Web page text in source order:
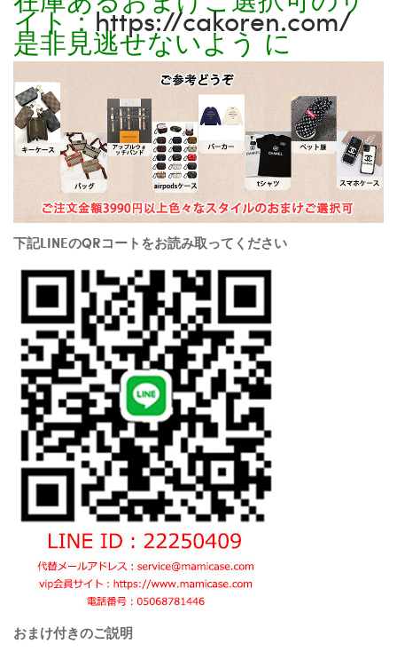
イト：https://cakoren.com/
是非見逃せないよう に
下記LINEのQRコートをお読み取ってください
おまけ付きのご説明